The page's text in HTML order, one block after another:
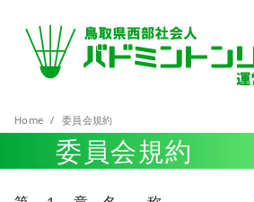
Home 委員会規約
委員会規約